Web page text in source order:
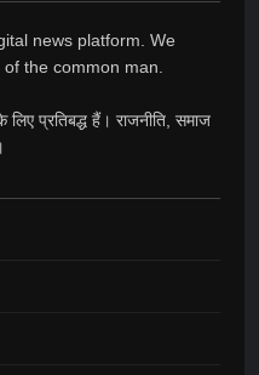
news platform. We
the common man.
प्रतिबद्ध हैं। राजनीति, समाज